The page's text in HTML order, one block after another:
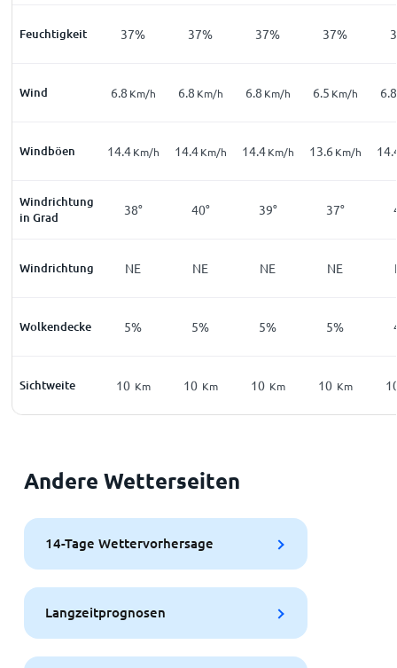
Feuchtigkeit 37% 37% 37% 37%
Wind 6.8 Km/h 6.8 Km/h 6.8 Km/h 6.5 Km/h 6.8
Windböen 14.4Km/h 14.4Km/h 14.4Km/h 13.6 Km/h
Windrichtung
in Grad
38° 40° 39° 37°
Windrichtung NE NE NE NE
Wolkendecke 5% 5% 5% 5%
Sichtweite 10 Km 10 Km 10 Km 10 Km
Andere Wetterseiten
14-Tage Wettervorhersage
Langzeitprognosen